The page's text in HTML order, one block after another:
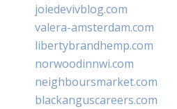
joiedevivblog.com
valera-amsterdam.com
libertybrandhemp.com
norwoodinnwi.com
neighboursmarket.com
blackanguscareers.com